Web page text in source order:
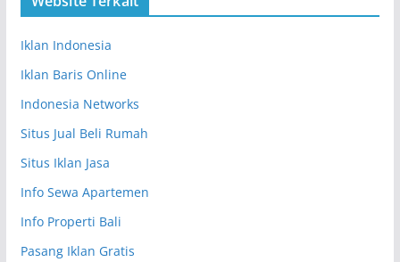
Iklan Indonesia
Iklan Baris Online
Indonesia Networks
Situs Jual Beli Rumah
Situs Iklan Jasa
Info Sewa Apartemen
Info Properti Bali
Pasang Iklan Gratis